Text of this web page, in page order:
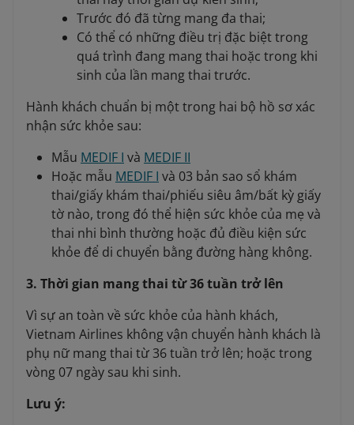
Trước đó đã từng mang đa thai;
Có thể có những điều trị đặc biệt trong
quá trình đang mang thai hoặc trong khi
sinh của lần mang thai trước.
Hành khách chuẩn bị một trong hai bộ hồ sơ xác
nhận sức khỏe sau:
Mẫu MEDIF I và MEDIF II
Hoặc mẫu MEDIF I và 03 bản sao sổ khám
thai/giấy khám thai/phiếu siêu âm/bất kỳ giấy
tờ nào, trong đó thể hiện sức khỏe của mẹ và
thai nhi bình thường hoặc đủ điều kiện sức
khỏe để di chuyển bằng đường hàng không.
3. Thời gian mang thai từ 36 tuần trở lên
Vì sự an toàn về sức khỏe của hành khách,
Vietnam Airlines không vận chuyển hành khách là
phụ nữ mang thai từ 36 tuần trở lên; hoặc trong
vòng 07 ngày sau khi sinh.
Lưu ý: